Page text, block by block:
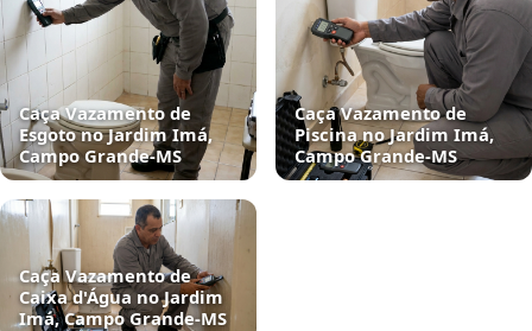
Caça Vazamento de
Esgoto no Jardim Imá,
Campo Grande‑MS
Caça Vazamento de
Piscina no Jardim Imá,
Campo Grande‑MS
Caça Vazamento de
Caixa d'Água no Jardim
Imá, Campo Grande‑MS